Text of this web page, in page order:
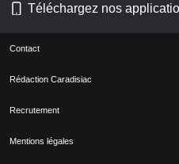
Téléchargez nos
Contact
Rédaction Caradisiac
Recrutement
Mentions légales